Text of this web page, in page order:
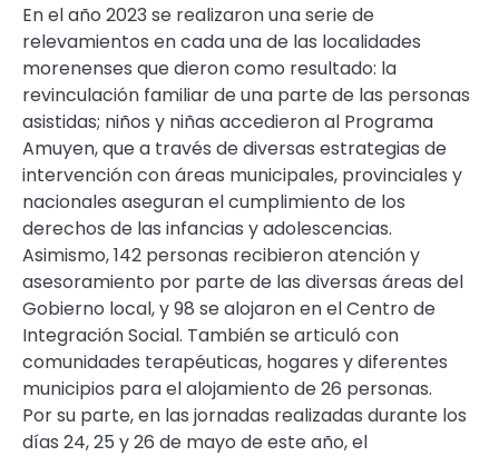
En el año 2023 se realizaron una serie de
relevamientos en cada una de las localidades
morenenses que dieron como resultado: la
revinculación familiar de una parte de las personas
asistidas; niños y niñas accedieron al Programa
Amuyen, que a través de diversas estrategias de
intervención con áreas municipales, provinciales y
nacionales aseguran el cumplimiento de los
derechos de las infancias y adolescencias.
Asimismo, 142 personas recibieron atención y
asesoramiento por parte de las diversas áreas del
Gobierno local, y 98 se alojaron en el Centro de
Integración Social. También se articuló con
comunidades terapéuticas, hogares y diferentes
municipios para el alojamiento de 26 personas.
Por su parte, en las jornadas realizadas durante los
días 24, 25 y 26 de mayo de este año, el